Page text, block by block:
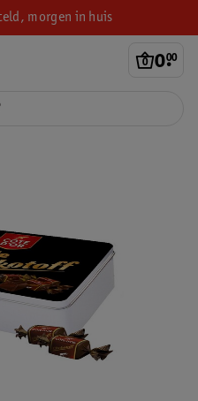
morgen in huis
0.
00